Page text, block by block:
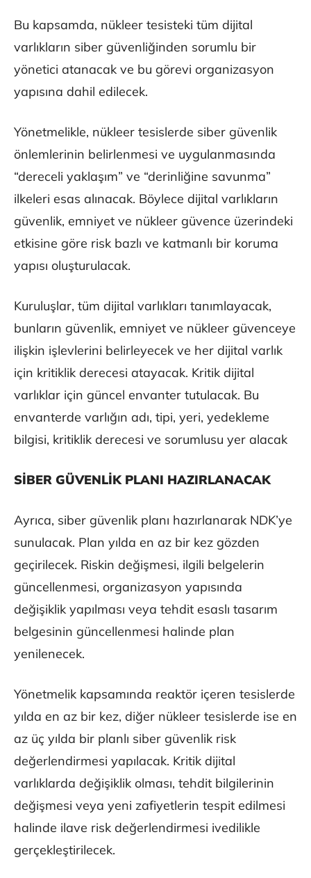
Bu kapsamda, nükleer tesisteki tüm dijital
varlıkların siber güvenliğinden sorumlu bir
yönetici atanacak ve bu görevi organizasyon
yapısına dahil edilecek.
Yönetmelikle, nükleer tesislerde siber güvenlik
önlemlerinin belirlenmesi ve uygulanmasında
“dereceli yaklaşım” ve “derinliğine savunma”
ilkeleri esas alınacak. Böylece dijital varlıkların
güvenlik, emniyet ve nükleer güvence üzerindeki
etkisine göre risk bazlı ve katmanlı bir koruma
yapısı oluşturulacak.
Kuruluşlar, tüm dijital varlıkları tanımlayacak,
bunların güvenlik, emniyet ve nükleer güvenceye
ilişkin işlevlerini belirleyecek ve her dijital varlık
için kritiklik derecesi atayacak. Kritik dijital
varlıklar için güncel envanter tutulacak. Bu
envanterde varlığın adı, tipi, yeri, yedekleme
bilgisi, kritiklik derecesi ve sorumlusu yer alacak
SİBER GÜVENLİK PLANI HAZIRLANACAK
Ayrıca, siber güvenlik planı hazırlanarak NDK’ye
sunulacak. Plan yılda en az bir kez gözden
geçirilecek. Riskin değişmesi, ilgili belgelerin
güncellenmesi, organizasyon yapısında
değişiklik yapılması veya tehdit esaslı tasarım
belgesinin güncellenmesi halinde plan
yenilenecek.
Yönetmelik kapsamında reaktör içeren tesislerde
yılda en az bir kez, diğer nükleer tesislerde ise en
az üç yılda bir planlı siber güvenlik risk
değerlendirmesi yapılacak. Kritik dijital
varlıklarda değişiklik olması, tehdit bilgilerinin
değişmesi veya yeni zafiyetlerin tespit edilmesi
halinde ilave risk değerlendirmesi ivedilikle
gerçekleştirilecek.